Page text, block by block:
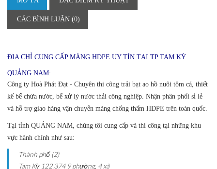
CÁC BÌNH LUẬN (0)
ĐỊA CHỈ CUNG CẤP MÀNG HDPE UY TÍN TẠI TP TAM KỲ
QUẢNG NAM:
Công ty Hoà Phát Đạt - Chuyên thi công trải bạt ao hồ nuôi tôm cá, thiết
kế bể chứa nước, bể xử lý nước thải công nghiệp. Nhận phân phối sỉ lẻ
và hỗ trợ giao hàng vận chuyển màng chống thấm HDPE trên toàn quốc.
Tại tỉnh QUẢNG NAM, chúng tôi cung cấp và thi công tại những khu
vực hành chính như sau:
Thành phố (2)
Tam Kỳ 122,374 9 phường, 4 xã